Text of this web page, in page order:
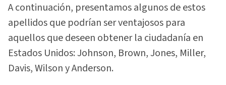
A continuación, presentamos algunos de estos
apellidos que podrían ser ventajosos para
aquellos que deseen obtener la ciudadanía en
Estados Unidos: Johnson, Brown, Jones, Miller,
Davis, Wilson y Anderson.